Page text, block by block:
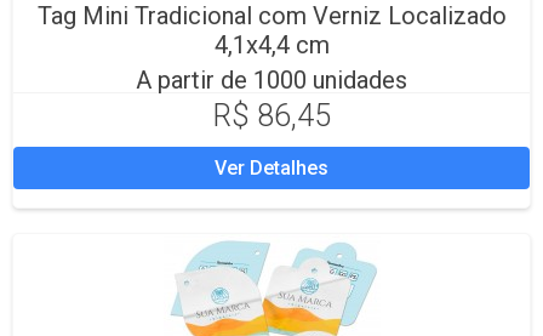
Tag Mini Tradicional com Verniz Localizado
4,1x4,4 cm
A partir de 1000 unidades
R$ 86,45
Ver Detalhes